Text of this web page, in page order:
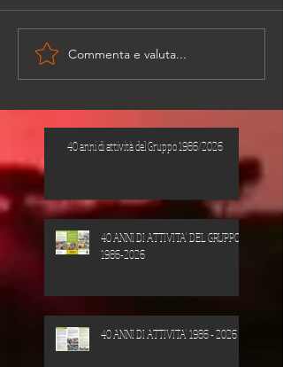
Commenta e valuta...
40 anni di attività del Gruppo 1986/2026
40 ANNI DI ATTIVITA' DEL GRUPPO
1986-2026
40 ANNI DI ATTIVITA' 1986 - 2026